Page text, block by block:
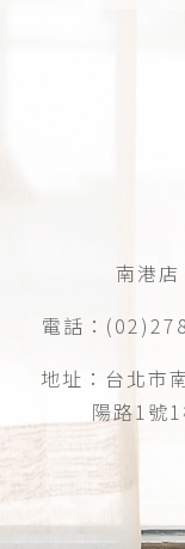
南港店
電話：
地址：台北市
陽路1號